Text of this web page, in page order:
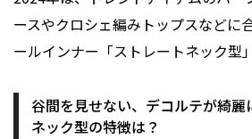
ースやクロシェ編みトップスなどに
ールインナー「ストレートネック型
谷間を見せない、デコルテが綺麗
ネック型の特徴は？